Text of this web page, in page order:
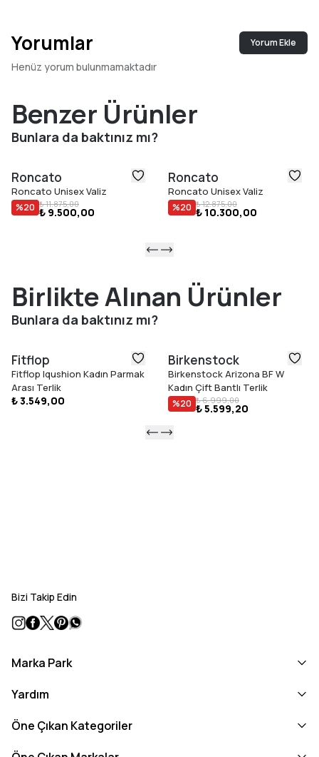
Yorumlar Yorum Ekle
Henüz yorum bulunmamaktadır
Benzer Ürünler
Bunlara da baktınız mı?
Roncato
Roncato Unisex Valiz
%20 ₺ 11.875,00
₺ 9.500,00
Roncato
Roncato Unisex Valiz
%20 ₺ 12.875,00
₺ 10.300,00
Birlikte Alınan Ürünler
Bunlara da baktınız mı?
Fitflop
Fitflop Iqushion Kadın Parmak
Arası Terlik
₺ 3.549,00
Birkenstock
Birkenstock Arizona BF W
Kadın Çift Bantlı Terlik
%20 ₺ 6.999,00
₺ 5.599,20
Bizi Takip Edin
Marka Park
Yardım
Öne Çıkan Kategoriler